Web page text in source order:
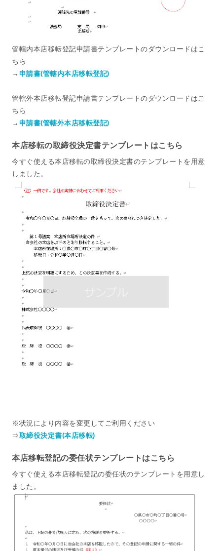
管轄内本店移転登記申請書テンプレートのダウンロードはこ
ちら
→ 申請書(管轄内本店移転登記)
管轄外本店移転登記申請書テンプレートのダウンロードはこ
ちら
→ 申請書(管轄外本店移転登記)
本店移転の取締役決定書テンプレートはこちら
今すぐ使える本店移転の取締役決定書のテンプレートを用意
しました。
※状況により内容を変更してご利用ください
⇒取締役決定書(本店移転)
本店移転登記の委任状テンプレートはこちら
今すぐ使える本店移転登記の委任状のテンプレートを用意し
ました。